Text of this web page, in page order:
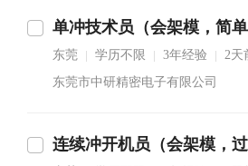
东莞 学历不限 3年经验
2天
东莞市中研精密电子有限公司